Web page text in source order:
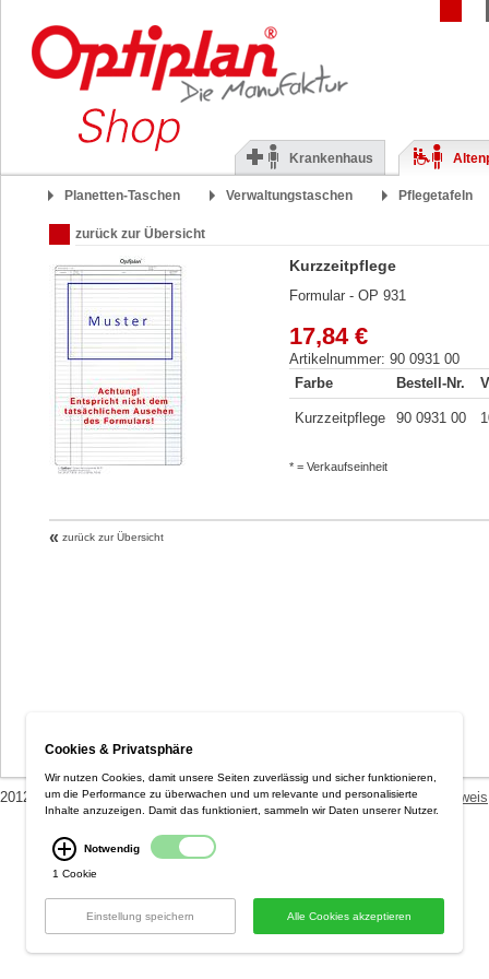
Krankenhaus
Planetten-Taschen Verwaltungstaschen Pflegetafeln
zurück zur Übersicht
Kurzzeitpflege
Formular - OP 931
17,84 €
Artikelnummer: 90 0931 00
Farbe
Bestell-Nr.
Kurzzeitpflege 90 0931 00
* = Verkaufseinheit
« zurück zur Übersicht
2012 Optiplan GmbH :: AGB / Datenschutzerklärung::Versandkostenhinweis
Cookies & Privatsphäre
Wir nutzen Cookies, damit unsere Seiten zuverlässig und sicher funktionieren,
um die Performance zu überwachen und um relevante und personalisierte
Inhalte anzuzeigen. Damit das funktioniert, sammeln wir Daten unserer Nutzer.
Notwendig
1 Cookie
Einstellung speichern Alle Cookies akzeptieren